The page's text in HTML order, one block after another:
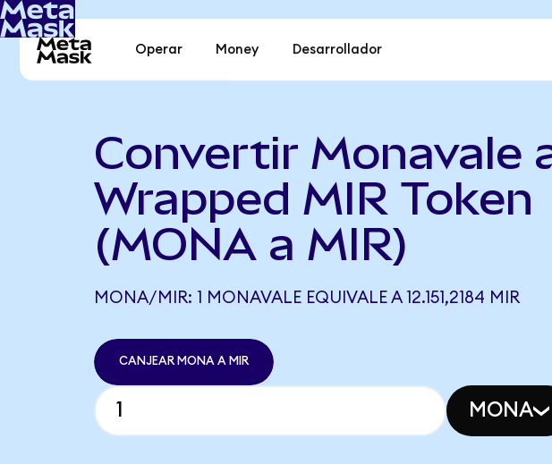
Operar Money Desarrollador
Convertir Monavale
Wrapped MIR Token
(MONA a MIR)
MONA/MIR: 1 MONAVALE EQUIVALE A 12.151,2184 MIR
CANJEAR MONA A MIR
MONA